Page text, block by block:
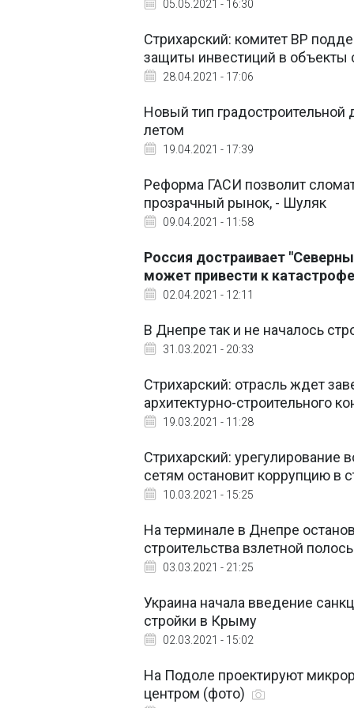
05.05.2021 - 16:30
Стрихарский: комитет ВР
защиты инвестиций в объекты
28.04.2021 - 17:06
Новый тип градостроительной
летом
19.04.2021 - 17:39
Реформа ГАСИ позволит
прозрачный рынок, - Шуляк
09.04.2021 - 11:58
Россия достраивает
может привести к катастрофе
02.04.2021 - 12:11
В Днепре так и не началось
31.03.2021 - 20:33
Стрихарский: отрасль ждет
архитектурно-строительного
19.03.2021 - 11:28
Стрихарский:
сетям остановит коррупцию в
10.03.2021 - 15:25
На терминале в Днепре
строительства взлетной
03.03.2021 - 21:25
Украина начала введение
стройки в Крыму
02.03.2021 - 15:02
На Подоле проектируют
центром (фото)